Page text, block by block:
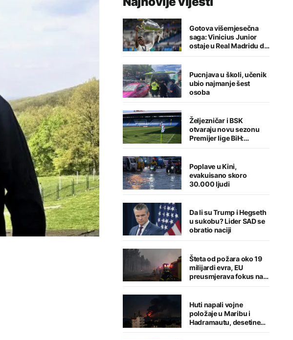
Gotova višemjesečna
saga: Vinicius Junior
ostaje u Real Madridu do
2032. godine
Pucnjava u školi, učenik
ubio najmanje šest
osoba
Željezničar i BSK
otvaraju novu sezonu
Premijer lige BiH:
Sarajlije u problemima,
Poplave u Kini,
evakuisano skoro
30.000 ljudi
Da li su Trump i Hegseth
u sukobu? Lider SAD se
obratio naciji
Šteta od požara oko 19
milijardi evra, EU
preusmjerava fokus na
prevenciju
Huti napali vojne
položaje u Maribu i
Hadramautu, desetine
stradalih